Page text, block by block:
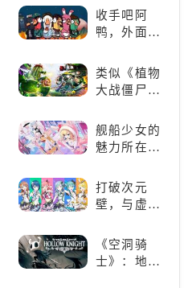
荐！快来赢
得世界冠军
收手吧阿
鸭，外面全
类似《植物
大战僵尸》
游戏，休闲
娱乐尽在手
舰船少女的
魅力所在：
线》
打破次元
壁，与虚拟
写音符物语
《空洞骑
士》：地下